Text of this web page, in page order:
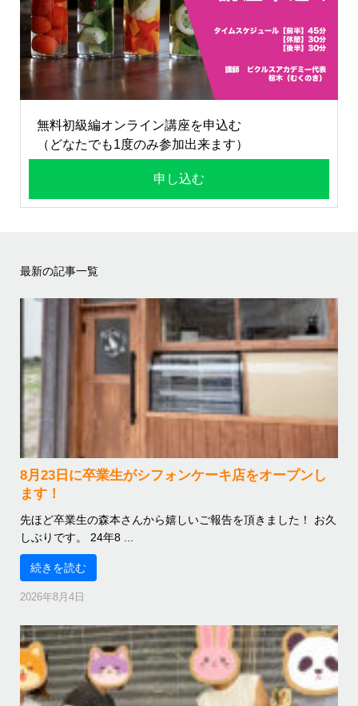
無料初級編オンライン講座を申込む
（どなたでも1度のみ参加出来ます）
申し込む
最新の記事一覧
8月23日に卒業生がシフォンケーキ店をオープンし
ます！
先ほど卒業生の森本さんから嬉しいご報告を頂きました！ お久
しぶりです。 24年8 ...
続きを読む
2026年8月4日